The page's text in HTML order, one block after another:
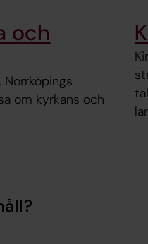
och
om kyrkans och